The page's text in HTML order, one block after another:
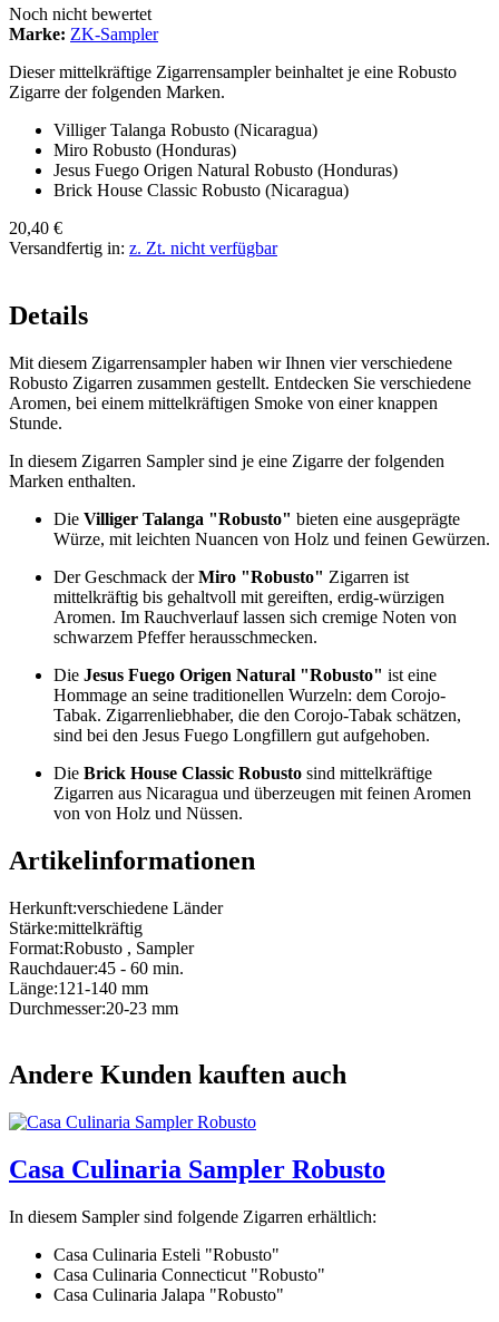
Noch nicht bewertet
Marke: ZK-Sampler
Dieser mittelkräftige Zigarrensampler beinhaltet je eine Robusto
Zigarre der folgenden Marken.
Villiger Talanga Robusto (Nicaragua)
Miro Robusto (Honduras)
Jesus Fuego Origen Natural Robusto (Honduras)
Brick House Classic Robusto (Nicaragua)
20,40 €
Versandfertig in: z. Zt. nicht verfügbar
Details
Mit diesem Zigarrensampler haben wir Ihnen vier verschiedene
Robusto Zigarren zusammen gestellt. Entdecken Sie verschiedene
Aromen, bei einem mittelkräftigen Smoke von einer knappen
Stunde.
In diesem Zigarren Sampler sind je eine Zigarre der folgenden
Marken enthalten.
Die Villiger Talanga "Robusto" bieten eine ausgeprägte
Würze, mit leichten Nuancen von Holz und feinen Gewürzen.
Der Geschmack derMiro "Robusto" Zigarren ist
mittelkräftig bis gehaltvoll mit gereiften, erdig-würzigen
Aromen. Im Rauchverlauf lassen sich cremige Noten von
schwarzem Pfeffer herausschmecken.
Die Jesus Fuego Origen Natural "Robusto" ist eine
Hommage an seine traditionellen Wurzeln: dem Corojo-
Tabak. Zigarrenliebhaber, die den Corojo-Tabak schätzen,
sind bei den Jesus Fuego Longfillern gut aufgehoben.
Die Brick House Classic Robusto sind mittelkräftige
Zigarren aus Nicaragua und überzeugen mit feinen Aromen
von von Holz und Nüssen.
Artikelinformationen
Herkunft:verschiedene Länder
Stärke:mittelkräftig
Format:Robusto , Sampler
Rauchdauer:45 - 60 min.
Länge:121-140 mm
Durchmesser:20-23 mm
Andere Kunden kauften auch
Casa Culinaria Sampler Robusto
In diesem Sampler sind folgende Zigarren erhältlich:
Casa Culinaria Esteli "Robusto"
Casa Culinaria Connecticut "Robusto"
Casa Culinaria Jalapa "Robusto"